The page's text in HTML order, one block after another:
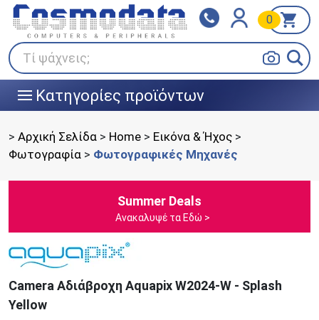
Τί ψάχνεις;
0
||| Κατηγορίες προϊόντων
Klarna
Πληρώστε σε 3
άτοκες δόσεις
BOX NOW
> Αρχική Σελίδα > Home > Εικόνα & Ήχος >
Φωτογραφία > Φωτογραφικές Μηχανές
Summer Deals
Ανακαλυψέ τα Εδώ >
Camera Αδιάβροχη Aquapix W2024-W - Splash
Yellow